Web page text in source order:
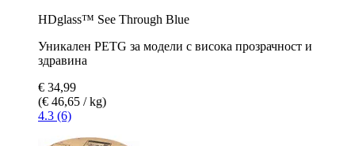
HDglass™ See Through Blue
Уникален PETG за модели с висока прозрачност и
здравина
€ 34,99
(€ 46,65 / kg)
4.3 (6)